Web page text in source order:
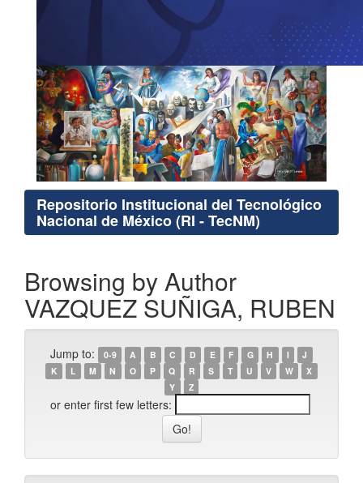
Repositorio Institucional del Tecnológico
Nacional de México (RI - TecNM)
Browsing by Author
VAZQUEZ SUÑIGA, RUBEN
Jump to: 0-9 A B C D E F G H I
J
K
L M N O P Q R S T U V W
X
Y
Z
or enter first few letters: